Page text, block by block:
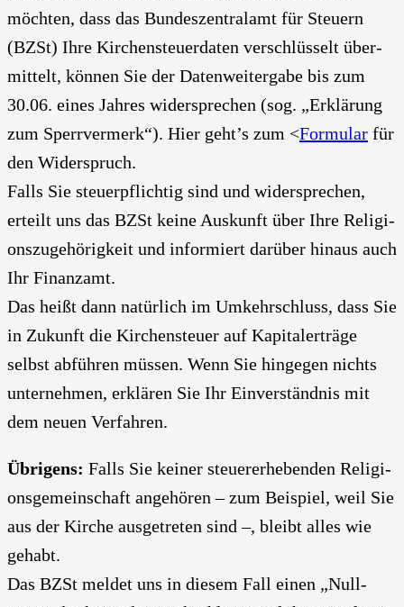
möch­ten, dass das Bun­des­zen­tral­amt für Steu­ern
(BZSt) Ihre Kir­chen­steu­er­da­ten ver­schlüs­selt über­
mit­telt, kön­nen Sie der Daten­wei­ter­ga­be bis zum
30.06. eines Jah­res wider­spre­chen (sog. „Erklä­rung
zum Sperr­ver­merk“). Hier geht’s zum <For­mu­lar für
den Wider­spruch.
Falls Sie steu­er­pflich­tig sind und wider­spre­chen,
erteilt uns das BZSt kei­ne Aus­kunft über Ihre Reli­gi­
ons­zu­ge­hö­rig­keit und infor­miert dar­über hin­aus auch
Ihr Finanz­amt.
Das heißt dann natür­lich im Umkehr­schluss, dass Sie
in Zukunft die Kir­chen­steu­er auf Kapi­tal­erträ­ge
selbst abfüh­ren müs­sen. Wenn Sie hin­ge­gen nichts
unter­neh­men, erklä­ren Sie Ihr Ein­ver­ständ­nis mit
dem neu­en Ver­fah­ren.
Übri­gens: Falls Sie kei­ner steu­er­erhe­ben­den Reli­gi­
ons­ge­mein­schaft ange­hö­ren – zum Bei­spiel, weil Sie
aus der Kir­che aus­ge­tre­ten sind –, bleibt alles wie
gehabt.
Das BZSt mel­det uns in die­sem Fall einen „Null­